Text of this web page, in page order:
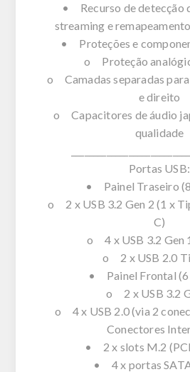
• Recurso de detecção
streaming e
• Proteções e
o Proteção
o Camadas separadas para
e direito
o Capacitores de áudio
qualidade
Portas USB:
• Painel Traseiro
o 2 x USB 3.2 Gen 2 (1 x
C)
o 4 x USB 3.2 Gen
o 2 x USB 2.0
• Painel Frontal (6
o 2 x USB 3.2
o 4 x USB 2.0 (via 2
Conectores
• 2 x slots M.2
• 4 x portas